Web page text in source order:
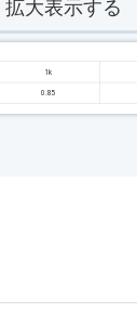
拡大表示する
1k
0.85